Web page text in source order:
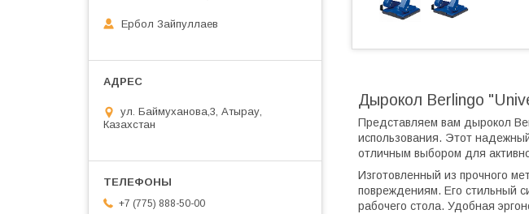
Дырокол Berlingo
Представляем вам дырокол
использования. Этот
отличным выбором для
Изготовленный из прочного
повреждениям. Его стильный
рабочего стола. Удобная
Ербол Зайпуллаев
ул. Баймуханова,3, Атырау,
Казахстан
+7 (775) 888-50-00